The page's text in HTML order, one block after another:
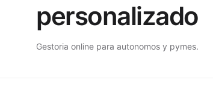
personalizado
Gestoria online para autonomos y pymes.